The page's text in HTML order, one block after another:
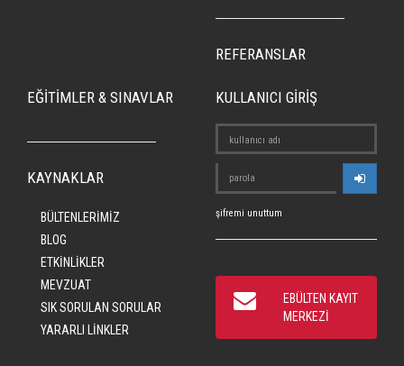
REFERANSLAR
EĞİTİMLER & SINAVLAR
KAYNAKLAR
BÜLTENLERİMİZ
BLOG
ETKİNLİKLER
MEVZUAT
SIK SORULAN SORULAR
YARARLI LİNKLER
KULLANICI GİRİŞ
şifremi unuttum
EBÜLTEN KAYIT
MERKEZİ